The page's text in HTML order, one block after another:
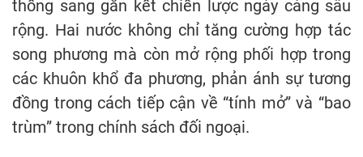
thống sang gắn kết chiến lược ngày càng sâu
rộng. Hai nước không chỉ tăng cường hợp tác
song phương mà còn mở rộng phối hợp trong
các khuôn khổ đa phương, phản ánh sự tương
đồng trong cách tiếp cận về “tính mở” và “bao
trùm” trong chính sách đối ngoại.